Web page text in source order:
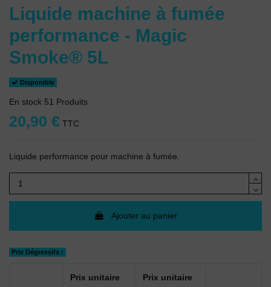
Liquide machine à fumée
performance - Magic
Smoke® 5L
Disponible
En stock 51 Produits
20,90 € TTC
Liquide performance pour machine à fumée.
Ajouter au panier
Prix Dégressifs :
Prix unitaire
Prix unitaire